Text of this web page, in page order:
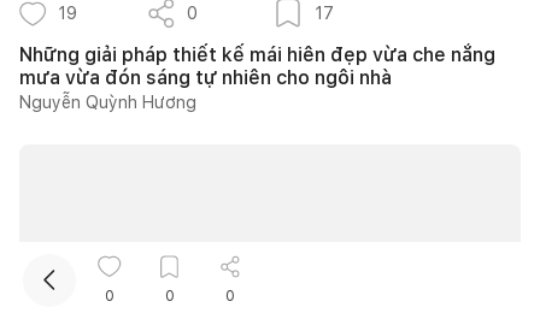
19 0 17
Những giải pháp thiết kế mái hiên đẹp vừa che nắng
mưa vừa đón sáng tự nhiên cho ngôi nhà
Nguyễn Quỳnh Hương
0 0 0
Kết nối thiết kế, thi công